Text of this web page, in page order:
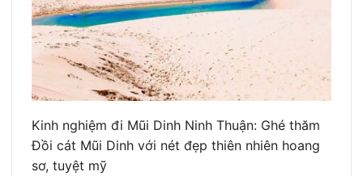
Kinh nghiệm đi Mũi Dinh Ninh Thuận: Ghé thăm
Đồi cát Mũi Dinh với nét đẹp thiên nhiên hoang
sơ, tuyệt mỹ